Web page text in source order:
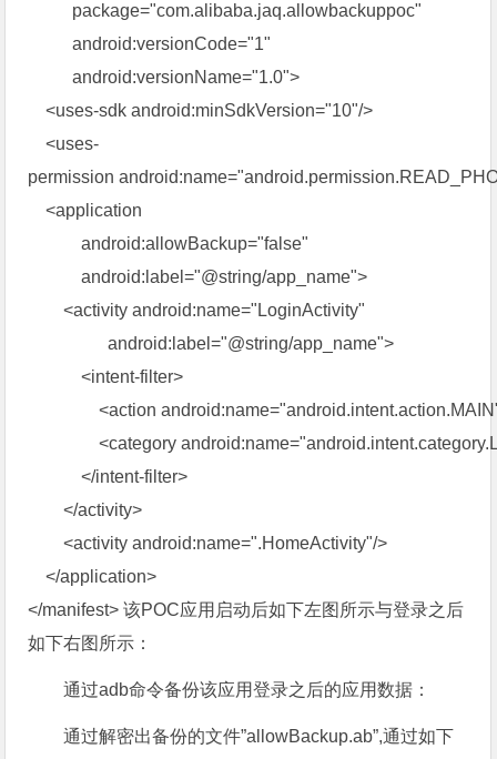
package="com.alibaba.jaq.allowbackuppoc"
android:versionCode="1"
android:versionName="1.0">
<uses-sdk android:minSdkVersion="10"/>
<uses-
permission
<application
android:allowBackup="false"
android:label="@string/app_name">
<activity android:name="LoginActivity"
android:label="@string/app_name">
<intent-filter>
<action
<category
</intent-filter>
</activity>
<activity android:name=".HomeActivity"/>
</application>
</manifest>该POC应用启动后如下左图所示与登录之后
如下右图所示：
通过adb命令备份该应用登录之后的应用数据：
通过解密出备份的文件”allowBackup.ab”,通过如下